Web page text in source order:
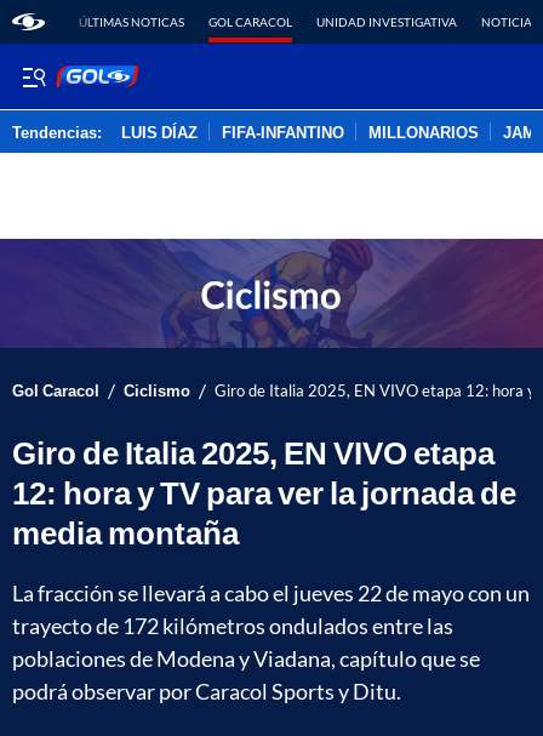
ÚLTIMAS NOTICAS GOL CARACOL UNIDAD INVESTIGATIVA NOTICIAS
Tendencias: LUIS DÍAZ FIFA-INFANTINO MILLONARIOS
Gol Caracol / Ciclismo / Giro de Italia 2025, EN VIVO etapa 12: hora y
Giro de Italia 2025, EN VIVO etapa
12: hora y TV para ver la jornada de
media montaña
La fracción se llevará a cabo el jueves 22 de mayo con un
trayecto de 172 kilómetros ondulados entre las
poblaciones de Modena y Viadana, capítulo que se
podrá observar por Caracol Sports y Ditu.